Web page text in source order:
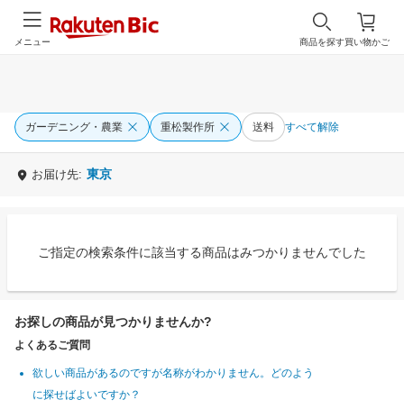
買い物かご
商品を探す
メニュー
ガーデニング・農業 重松製作所 送料 すべて解除
お届け先: 東京
ご指定の検索条件に該当する商品はみつかりませんでした
お探しの商品が見つかりませんか?
よくあるご質問
欲しい商品があるのですが名称がわかりません。どのよう
に探せばよいですか？